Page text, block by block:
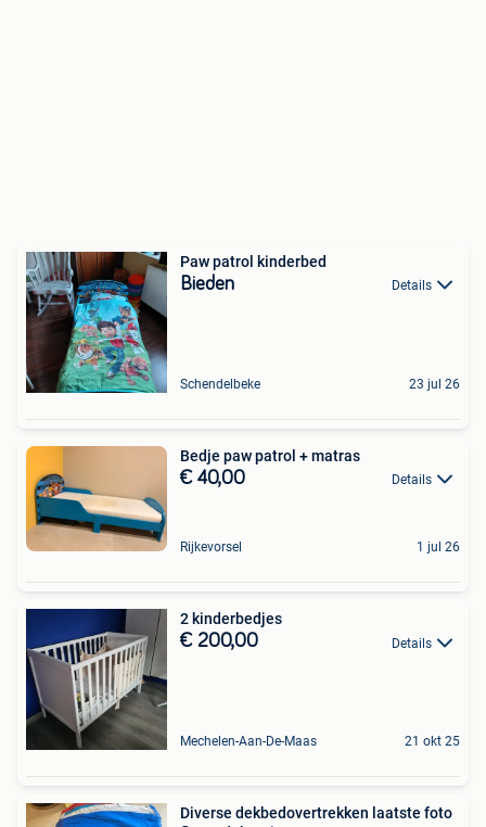
Paw patrol kinderbed
Bieden Details
Schendelbeke 23 jul 26
Bedje paw patrol + matras
€ 40,00 Details
Rijkevorsel 1 jul 26
2 kinderbedjes
€ 200,00 Details
Mechelen-Aan-De-Maas 21 okt 25
Diverse dekbedovertrekken laatste foto